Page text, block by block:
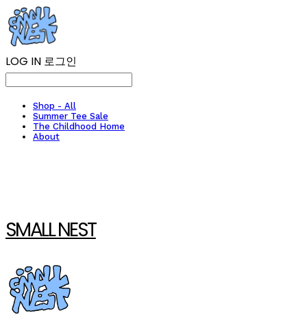
LOG IN 로그인
Shop - All
Summer Tee Sale
The Childhood Home
About
SMALL NEST